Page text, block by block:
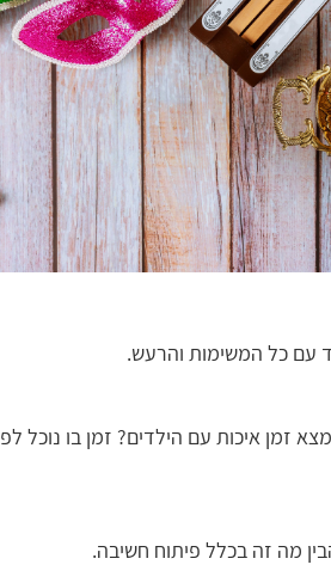
עם כל המשימות והרעש.
זמן איכות עם הילדים? זמן בו נוכל
מה זה בכלל פיתוח חשיבה.